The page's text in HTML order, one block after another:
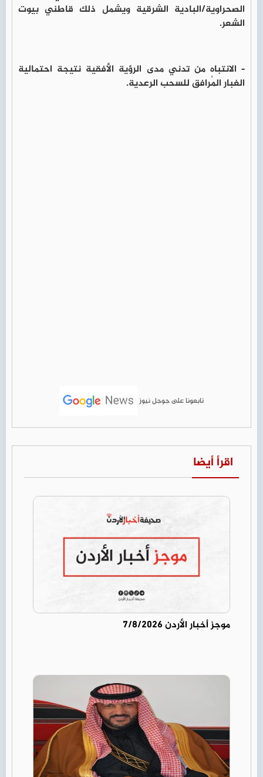
الصحراوية/البادية الشرقية ويشمل ذلك قاطني بيوت
الشعر.
- الانتباه من تدني مدى الرؤية الأفقية نتيجة احتمالية
الغبار المُرافق للسحب الرعدية.
تابعونا على جوجل نيوز
اقرأ أيضا
موجز أخبار الأردن 7/8/2026